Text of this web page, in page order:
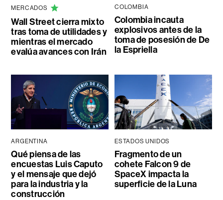
MERCADOS
Wall Street cierra mixto
tras toma de utilidades y
mientras el mercado
evalúa avances con Irán
COLOMBIA
Colombia incauta
explosivos antes de la
toma de posesión de De
la Espriella
ARGENTINA
Qué piensa de las
encuestas Luis Caputo
y el mensaje que dejó
para la industria y la
construcción
ESTADOS UNIDOS
Fragmento de un
cohete Falcon 9 de
SpaceX impacta la
superficie de la Luna